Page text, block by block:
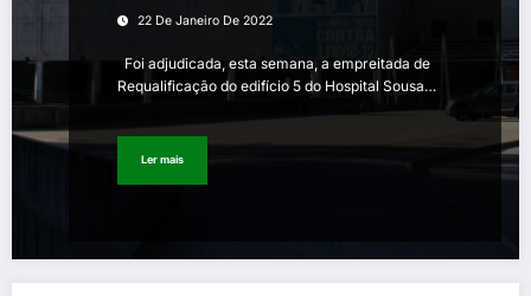
22 De Janeiro De 2022
Foi adjudicada, esta semana, a empreitada de
Requalificação do edifício 5 do Hospital Sousa…
Ler mais